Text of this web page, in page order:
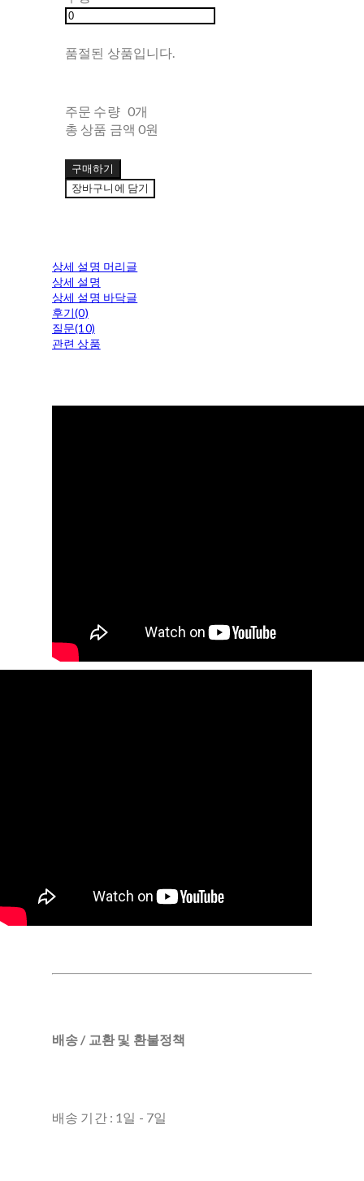
품절된 상품입니다.
주문 수량 0개
총 상품 금액 0원
구매하기
장바구니에 담기
상세 설명 머리글
상세 설명
상세 설명 바닥글
후기(0)
질문(10)
관련 상품
배송 / 교환 및 환불정책
배송 기간 : 1일 - 7일